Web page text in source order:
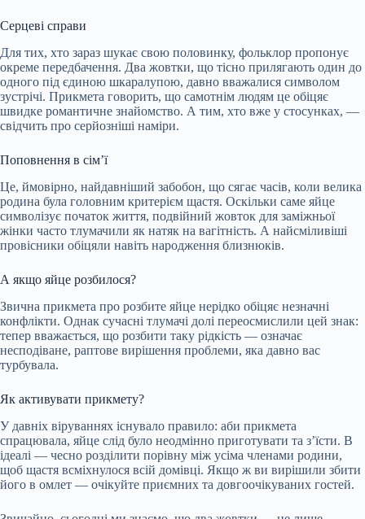
Серцеві справи
Для тих, хто зараз шукає свою половинку, фольклор пропонує
окреме передбачення. Два жовтки, що тісно прилягають один до
одного під єдиною шкаралупою, давно вважалися символом
зустрічі. Прикмета говорить, що самотнім людям це обіцяє
швидке романтичне знайомство. А тим, хто вже у стосунках, —
свідчить про серйозніші наміри.
Поповнення в сім’ї
Це, ймовірно, найдавніший забобон, що сягає часів, коли велика
родина була головним критерієм щастя. Оскільки саме яйце
символізує початок життя, подвійний жовток для заміжньої
жінки часто тлумачили як натяк на вагітність. А найсміливіші
провісники обіцяли навіть народження близнюків.
А якщо яйце розбилося?
Звична прикмета про розбите яйце нерідко обіцяє незначні
конфлікти. Однак сучасні тлумачі долі переосмислили цей знак:
тепер вважається, що розбити таку рідкість — означає
несподіване, раптове вирішення проблеми, яка давно вас
турбувала.
Як активувати прикмету?
У давніх віруваннях існувало правило: аби прикмета
спрацювала, яйце слід було неодмінно приготувати та з’їсти. В
ідеалі — чесно розділити порівну між усіма членами родини,
щоб щастя всміхнулося всій домівці. Якщо ж ви вирішили збити
його в омлет — очікуйте приємних та довгоочікуваних гостей.